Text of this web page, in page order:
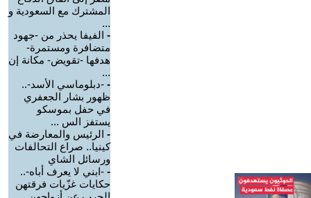
المشترك مع السعودية و
...
- الفيفا يحذر من -جهود
متضافرة ومستمرة-
هدفها -تقويض- مكانة إن
...
- -دبلوماسي الأسد-..
ظهور بشار الجعفري
في حفل بموسكو
يستفز الس ...
- الرئيس والمعارضة في
كينيا.. صراع التحالفات
ورسائل الشاي
- -ابني لا يعرف أباه-..
حكايات غزّيات فرقتهن